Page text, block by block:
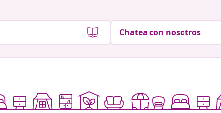
Chatea con nosotros